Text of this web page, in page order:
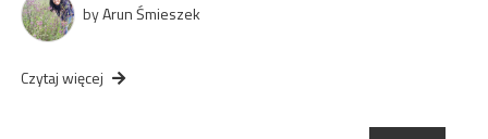
byArun Śmieszek
Czytaj więcej